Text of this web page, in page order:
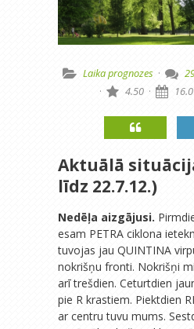
Laika prognozes ·
·
4.50 ·
Aktuālā
līdz 22.7.12.)
Nedēļa aizgājusi.
esam PETRA ciklona
tuvojas jau QUINTINA
nokrišņu fronti. Nokrišņi
arī trešdien. Ceturtdien
pie R krastiem. Piektdien
ar centru tuvu mums.